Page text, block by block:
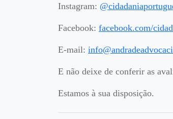
Instagram:
Facebook: facebook.com/
E-mail:
E não deixe de conferir as
Estamos à sua disposição.